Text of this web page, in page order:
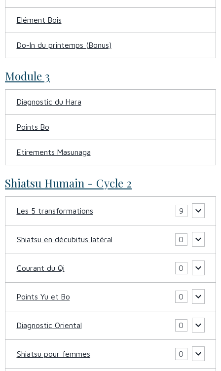
Elément Bois
Do-In du printemps (Bonus)
Module 3
Diagnostic du Hara
Points Bo
Etirements Masunaga
Shiatsu Humain - Cycle 2
Les 5 transformations 9
Shiatsu en décubitus latéral 0
Courant du Qi 0
Points Yu et Bo 0
Diagnostic Oriental 0
Shiatsu pour femmes 0